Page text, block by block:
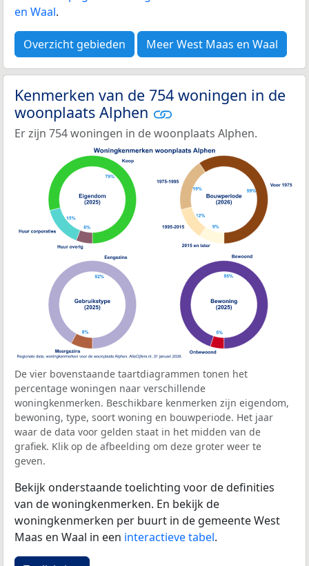
en Waal.
Overzicht gebieden Meer West Maas en Waal
Kenmerken van de 754 woningen in de
woonplaats Alphen
Er zijn 754 woningen in de woonplaats Alphen.
De vier bovenstaande taartdiagrammen tonen het
percentage woningen naar verschillende
woningkenmerken. Beschikbare kenmerken zijn eigendom,
bewoning, type, soort woning en bouwperiode. Het jaar
waar de data voor gelden staat in het midden van de
grafiek. Klik op de afbeelding om deze groter weer te
geven.
Bekijk onderstaande toelichting voor de definities
van de woningkenmerken. En bekijk de
woningkenmerken per buurt in de gemeente West
Maas en Waal in een interactieve tabel.